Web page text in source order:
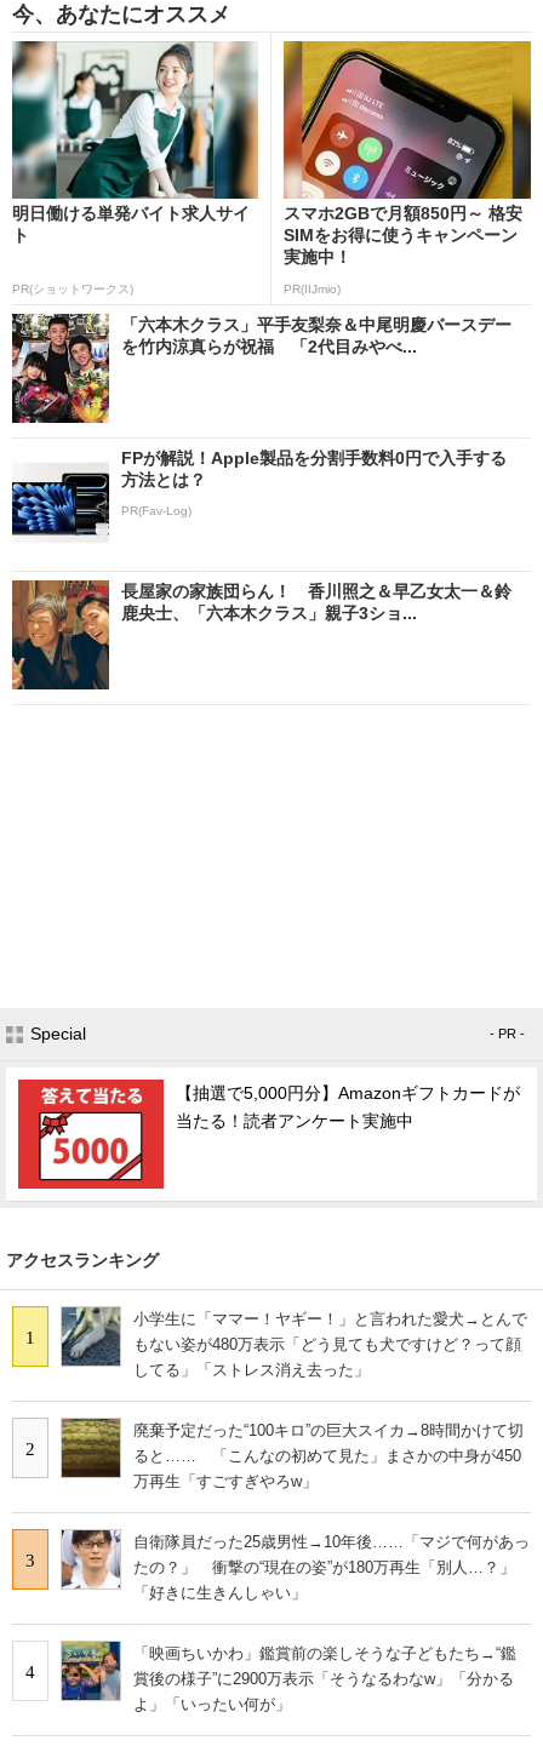
今、あなたにオススメ
明日働ける単発バイト求人サイ
ト
PR(ショットワークス)
スマホ2GBで月額850円～ 格安
SIMをお得に使うキャンペーン
実施中！
PR(IIJmio)
「六本木クラス」平手友梨奈＆中尾明慶バースデー
を竹内涼真らが祝福 「2代目みやべ...
FPが解説！Apple製品を分割手数料0円で入手する
方法とは？
PR(Fav-Log)
長屋家の家族団らん！ 香川照之＆早乙女太一＆鈴
鹿央士、「六本木クラス」親子3ショ...
Special - PR -
【抽選で5,000円分】Amazonギフトカードが
当たる！読者アンケート実施中
アクセスランキング
1
小学生に「ママー！ヤギー！」と言われた愛犬→とんで
もない姿が480万表示「どう見ても犬ですけど？って顔
してる」「ストレス消え去った」
2
廃棄予定だった“100キロ”の巨大スイカ→8時間かけて切
ると…… 「こんなの初めて見た」まさかの中身が450
万再生「すごすぎやろw」
3
自衛隊員だった25歳男性→10年後……「マジで何があっ
たの？」 衝撃の“現在の姿”が180万再生「別人…？」
「好きに生きんしゃい」
4
「映画ちいかわ」鑑賞前の楽しそうな子どもたち→“鑑
賞後の様子”に2900万表示「そうなるわなw」「分かる
よ」「いったい何が」